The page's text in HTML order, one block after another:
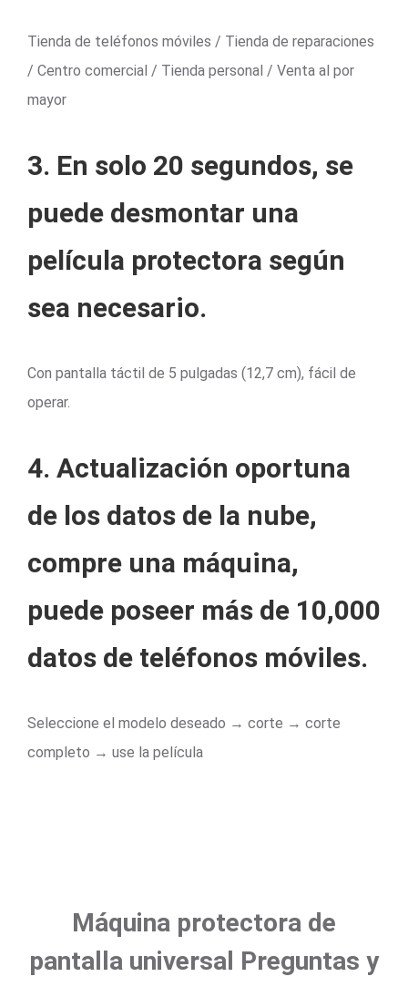
Tienda de teléfonos móviles / Tienda de reparaciones
/ Centro comercial / Tienda personal / Venta al por
mayor
3. En solo 20 segundos, se
puede desmontar una
película protectora según
sea necesario.
Con pantalla táctil de 5 pulgadas (12,7 cm), fácil de
operar.
4. Actualización oportuna
de los datos de la nube,
compre una máquina,
puede poseer más de 10,000
datos de teléfonos móviles.
Seleccione el modelo deseado → corte → corte
completo → use la película
Máquina protectora de
pantalla universal Preguntas y